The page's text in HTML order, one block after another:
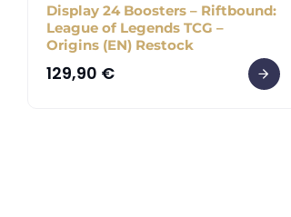
Display 24 Boosters – Riftbound:
League of Legends TCG –
Origins (EN) Restock
129,90 €